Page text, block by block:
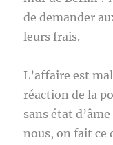
de demander
leurs frais.
L’affaire est
réaction de la
sans état
nous, on fait ce